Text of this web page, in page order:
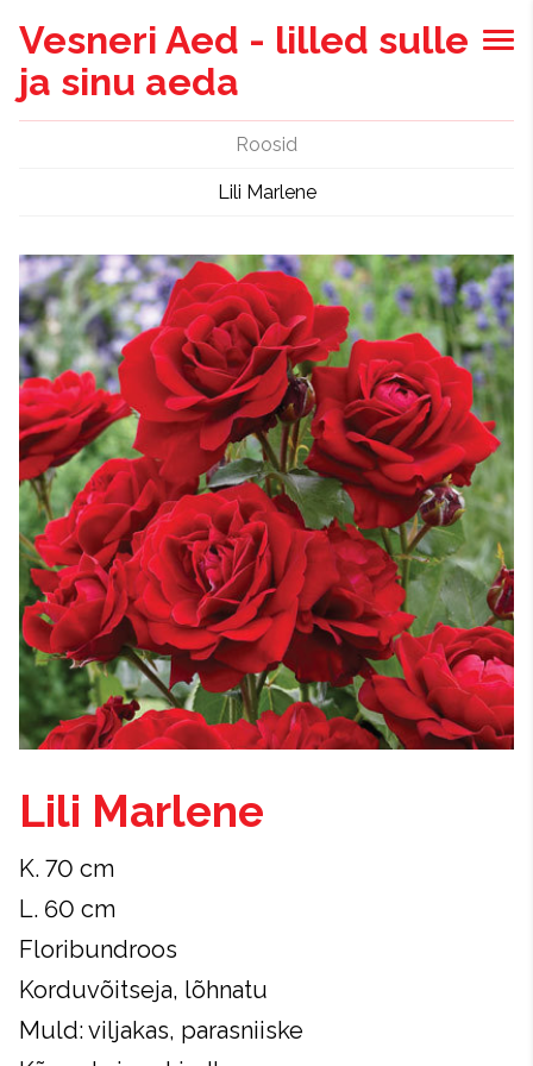
Vesneri Aed - lilled sulle
ja sinu aeda
Roosid
Lili Marlene
Lili Marlene
K. 70 cm
L. 60 cm
Floribundroos
Korduvõitseja, lõhnatu
Muld: viljakas, parasniiske